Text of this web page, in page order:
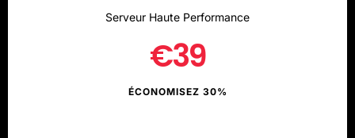
Serveur Haute Performance
€39
ÉCONOMISEZ 30%